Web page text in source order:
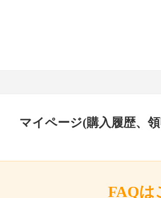
マイページ(購入履歴、
FAQは